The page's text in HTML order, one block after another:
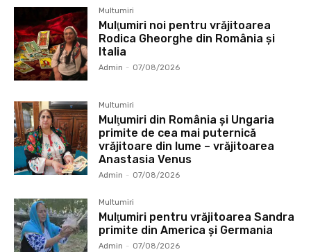
Multumiri
Mulţumiri noi pentru vrăjitoarea
Rodica Gheorghe din România și
Italia
Admin - 07/08/2026
Multumiri
Mulţumiri din România și Ungaria
primite de cea mai puternică
vrăjitoare din lume – vrăjitoarea
Anastasia Venus
Admin - 07/08/2026
Multumiri
Mulţumiri pentru vrăjitoarea Sandra
primite din America și Germania
Admin - 07/08/2026